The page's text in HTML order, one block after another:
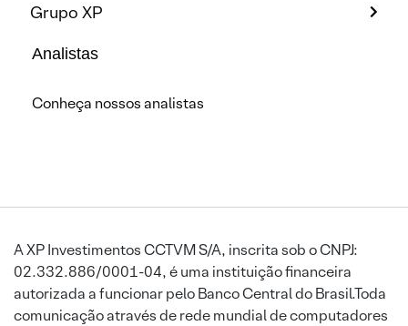
Grupo XP
Analistas
Conheça nossos analistas
A XP Investimentos CCTVM S/A, inscrita sob o CNPJ:
02.332.886/0001-04, é uma instituição financeira
autorizada a funcionar pelo Banco Central do Brasil.Toda
comunicação através de rede mundial de computadores